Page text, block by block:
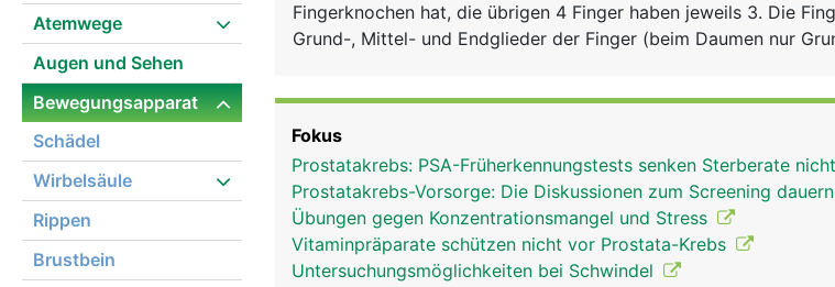
Atemwege
Augen und Sehen
Bewegungsapparat
Schädel
Wirbelsäule
Rippen
Brustbein
Fingerknochen hat, die übrigen 4 Finger haben jeweils 3. Die
Grund-, Mittel- und Endglieder der Finger (beim Daumen nur
Bewegungsumfang verleiht. Die Hauptfunktionen der Finger sind
Fokus
Prostatakrebs: PSA-Früherkennungstests senken Sterberate nicht
Prostatakrebs-Vorsorge: Die Diskussionen zum Screening
Übungen gegen Konzentrationsmangel und Stress
Vitaminpräparate schützen nicht vor Prostata-Krebs
Untersuchungsmöglichkeiten bei Schwindel